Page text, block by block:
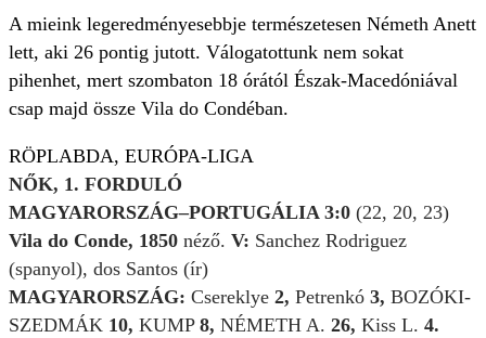
A mieink legeredményesebbje természetesen Németh Anett
lett, aki 26 pontig jutott. Válogatottunk nem sokat
pihenhet, mert szombaton 18 órától Észak-Macedóniával
csap majd össze Vila do Condéban.
RÖPLABDA, EURÓPA-LIGA
NŐK, 1. FORDULÓ
MAGYARORSZÁG–PORTUGÁLIA 3:0 (22, 20, 23)
Vila do Conde, 1850 néző. V: Sanchez Rodriguez
(spanyol), dos Santos (ír)
MAGYARORSZÁG: Csereklye 2, Petrenkó 3, BOZÓKI-
SZEDMÁK 10, KUMP 8, NÉMETH A. 26, Kiss L. 4.